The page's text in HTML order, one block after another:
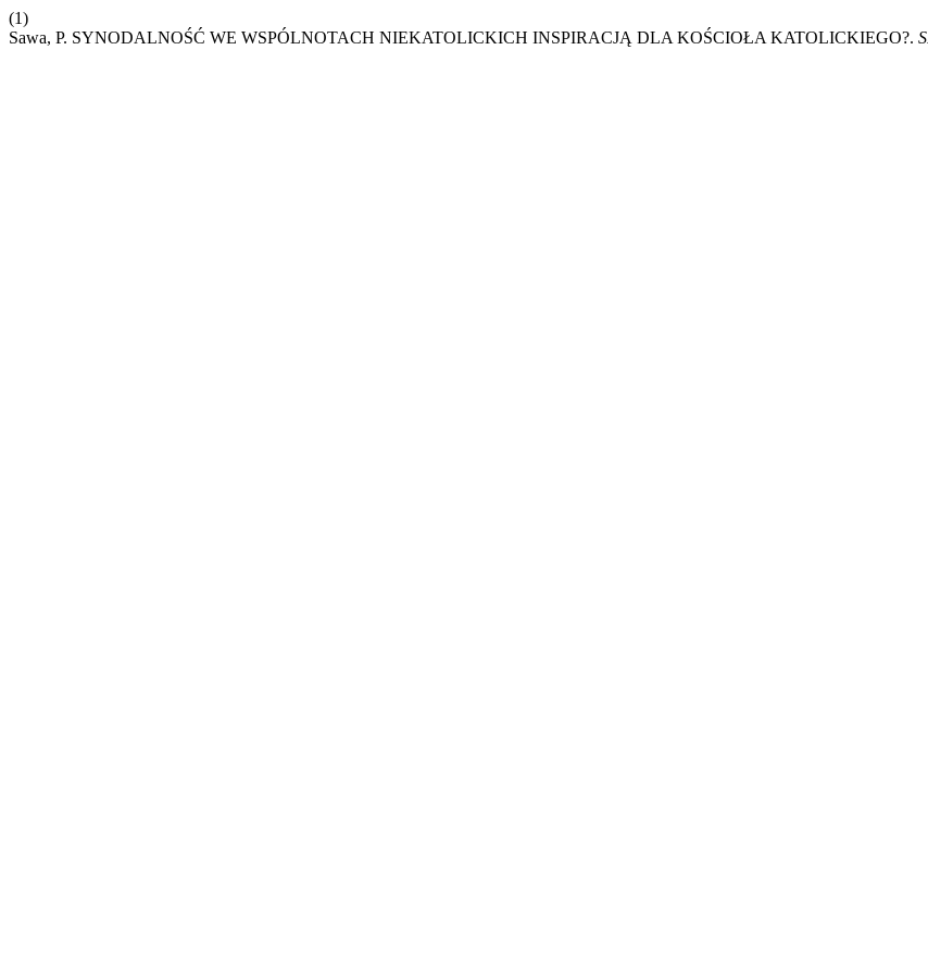
(1)
Sawa, P. SYNODALNOŚĆ WE WSPÓLNOTACH NIEKATOLICKICH INSPIRACJĄ DLA KOŚCIOŁA KATOLICKIEGO?.